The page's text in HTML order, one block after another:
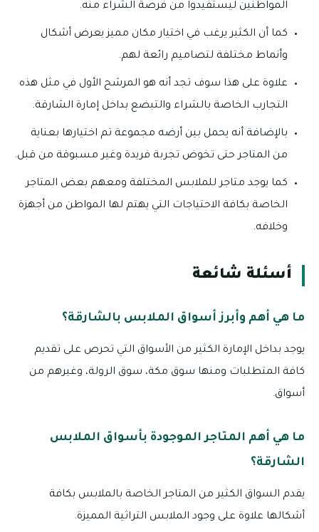
المواطنين ليستفيدوا من فرصة الشراء منه.
كما أن الكثير يرغب في اختيار مكان مميز يعرض أشكال
وأنماط مختلفة لتصاميم رائعة لهم.
علاوة على هذا سوف تجد أنه هو المرشح الأول في مثل هذه
التجارب الخاصة بالشراء والتبضع بداخل إمارة الشارقة.
بالإضافة أنه يحمل بين أرضه مجموعة تم اختيارها بعناية
من المتاجر حتى تخوض تجربة فريدة وغير مسبوقة من قبل.
كما يوجد متاجر للملابس المختلفة ومعهم بعض المتاجر
الخاصة بكافة الاحتياجات التي يهتم لها المواطن من أجهزة
وخلافه.
أسئلة شائعة
ما هي أهم وأبرز أسواق الملابس بالشارقة؟
يوجد بداخل الإمارة الكثير من الأسواق التي تحرص على تقديم
كافة المتطلبات ومنها سوق مكة، سوق الرولة، وغيرهم من
أسواق.
ما هي أهم المتاجر الموجودة بأسواق الملابس
الشارقة؟
يقدم السواق الكثير من المتاجر الخاصة بالملابس بكافة
أشكالها علاوة على وجود الملابس التراثية المميزة.